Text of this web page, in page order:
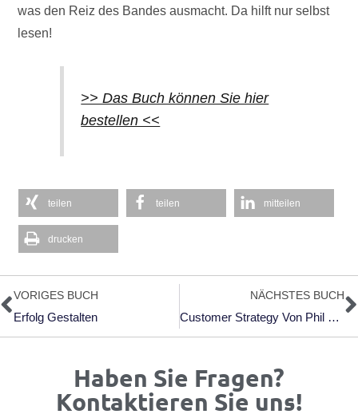
was den Reiz des Bandes ausmacht. Da hilft nur selbst
lesen!
>> Das Buch können Sie hier
bestellen <<
teilen teilen mitteilen
drucken
Zurück
VORIGES BUCH
Erfolg Gestalten
NÄCHSTES BUCH
Customer Strategy Von Phil Winters
Haben Sie Fragen?
Kontaktieren Sie uns!